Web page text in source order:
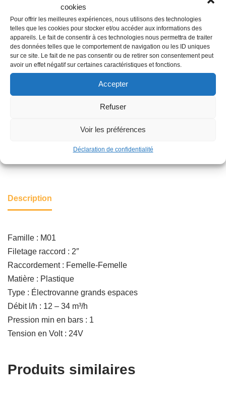
cookies
Pour offrir les meilleures expériences, nous utilisons des technologies
telles que les cookies pour stocker et/ou accéder aux informations des
appareils. Le fait de consentir à ces technologies nous permettra de traiter
des données telles que le comportement de navigation ou les ID uniques
sur ce site. Le fait de ne pas consentir ou de retirer son consentement peut
avoir un effet négatif sur certaines caractéristiques et fonctions.
Accepter
Refuser
Voir les préférences
Déclaration de confidentialité
DES PERFORMANCES SILENCIEUSES
Un solide mécanisme électrique garantit des années de
performances exceptionnelles
sans nuisance sonore.
À vous la sérénitéet la tranquillité.
Description
Famille : M01
Filetage raccord : 2″
Raccordement : Femelle-Femelle
Matière : Plastique
Type : Électrovanne grands espaces
Débit l/h : 12 – 34 m³/h
Pression min en bars : 1
Tension en Volt : 24V
Produits similaires